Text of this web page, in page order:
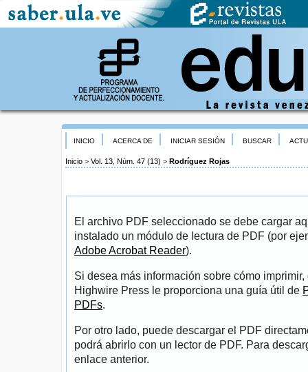
INICIO ACERCA DE INICIAR SESIÓN BUSCAR
Inicio > Vol. 13, Núm. 47 (13) > Rodríguez Rojas
El archivo PDF seleccionado se debe cargar
instalado un módulo de lectura de PDF (por
Adobe Acrobat Reader).
Si desea más información sobre cómo
Highwire Press le proporciona una guía útil de
PDFs.
Por otro lado, puede descargar el PDF
podrá abrirlo con un lector de PDF. Para
enlace anterior.